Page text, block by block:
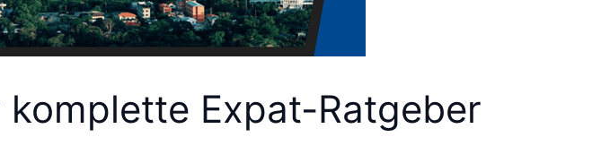
Expat-Ratgeber